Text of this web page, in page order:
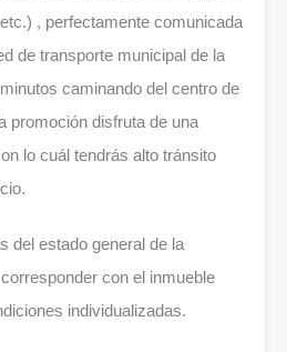
, perfectamente comunicada
de transporte municipal de la
caminando del centro de
promoción disfruta de una
lo cuál tendrás alto tránsito
del estado general de la
con el inmueble
individualizadas.